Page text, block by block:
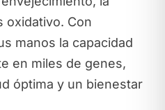
oxidativo. Con
manos la capacidad
en miles de genes,
óptima y un bienestar